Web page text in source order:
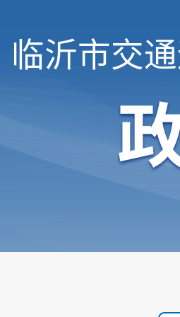
临沂市交